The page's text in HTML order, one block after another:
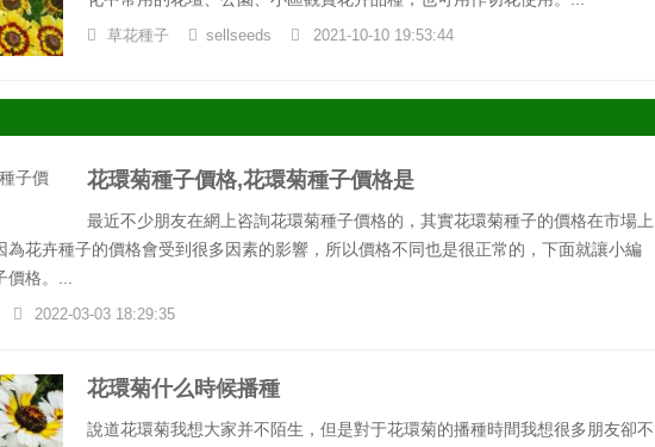
草花種子 sellseeds 2021-10-10 19:53:44
花環菊種子價格,花環菊種子價格是
最近不少朋友在網上咨詢花環菊種子價格的，其實花環菊種子的價格在市場上
為花卉種子的價格會受到很多因素的影響，所以價格不同也是很正常的，下面就讓小編
價格。...
2022-03-03 18:29:35
花環菊什么時候播種
說道花環菊我想大家并不陌生，但是對于花環菊的播種時間我想很多朋友卻不